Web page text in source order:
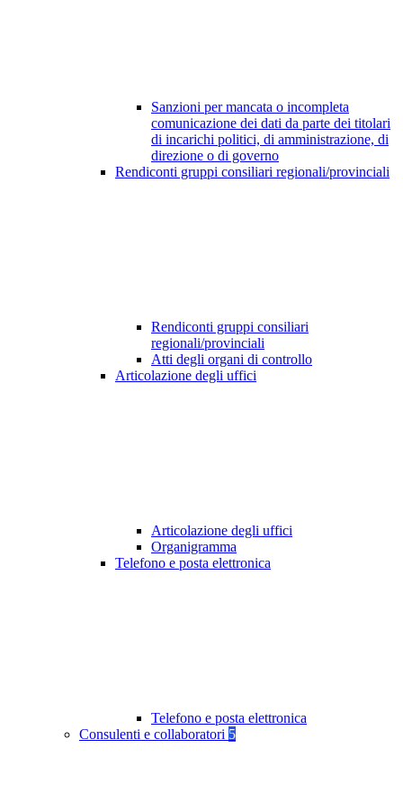
Sanzioni per mancata o incompleta
comunicazione dei dati da parte dei titolari
di incarichi politici, di amministrazione, di
direzione o di governo
Rendiconti gruppi consiliari regionali/provinciali
Rendiconti gruppi consiliari
regionali/provinciali
Atti degli organi di controllo
Articolazione degli uffici
Articolazione degli uffici
Organigramma
Telefono e posta elettronica
Telefono e posta elettronica
Consulenti e collaboratori 5